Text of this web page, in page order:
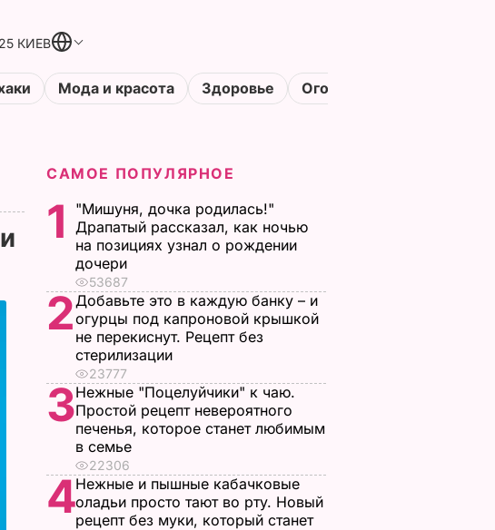
КИЕВ
Мода и красота Здоровье Огороды
САМОЕ ПОПУЛЯРНОЕ
1
"Мишуня, дочка родилась!"
Драпатый рассказал, как ночью
на позициях узнал о рождении
дочери
53687
2Добавьте это в каждую банку – и
огурцы под капроновой крышкой
не перекиснут. Рецепт без
стерилизации
23777
3Нежные "Поцелуйчики" к чаю.
Простой рецепт невероятного
печенья, которое станет любимым
в семье
22306
4Нежные и пышные кабачковые
оладьи просто тают во рту. Новый
рецепт без муки, который станет